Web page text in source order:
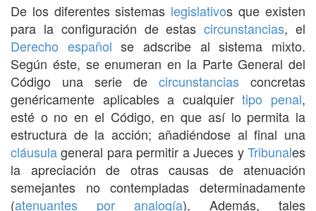
De los diferentes sistemas legislativos que existen
para la configuración de estascircunstancias, el
Derecho español se adscribe al sistema mixto.
Según éste, se enumeran en la Parte General del
Código una serie de circunstancias concretas
genéricamente aplicables a cualquiertipo penal,
esté o no en el Código, en que así lo permita la
estructura de la acción; añadiéndose al final una
cláusulageneral para permitir a Jueces yTribunales
la apreciación de otras causas de atenuación
semejantes no contempladas determinadamente
(atenuantes por analogía). Además, tales